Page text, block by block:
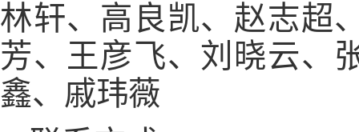
林轩、高良凯、赵志超
芳、王彦飞、刘晓云、
鑫、戚玮薇